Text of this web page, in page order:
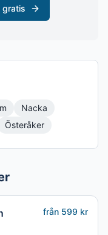
gratis
Nacka
Österåker
från 599 kr